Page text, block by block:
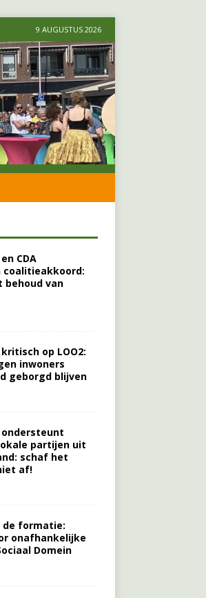
9 AUGUSTUS 2026
CDA
coalitieakkoord:
behoud van
op LOO2:
inwoners
geborgd blijven
ondersteunt
partijen uit
schaf het
af!
de formatie:
onafhankelijke
Domein